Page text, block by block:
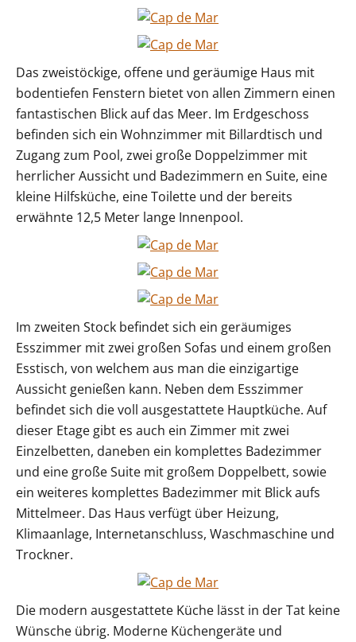
Das zweistöckige, offene und geräumige Haus mit
bodentiefen Fenstern bietet von allen Zimmern einen
fantastischen Blick auf das Meer. Im Erdgeschoss
befinden sich ein Wohnzimmer mit Billardtisch und
Zugang zum Pool, zwei große Doppelzimmer mit
herrlicher Aussicht und Badezimmern en Suite, eine
kleine Hilfsküche, eine Toilette und der bereits
erwähnte 12,5 Meter lange Innenpool.
Im zweiten Stock befindet sich ein geräumiges
Esszimmer mit zwei großen Sofas und einem großen
Esstisch, von welchem aus man die einzigartige
Aussicht genießen kann. Neben dem Esszimmer
befindet sich die voll ausgestattete Hauptküche. Auf
dieser Etage gibt es auch ein Zimmer mit zwei
Einzelbetten, daneben ein komplettes Badezimmer
und eine große Suite mit großem Doppelbett, sowie
ein weiteres komplettes Badezimmer mit Blick aufs
Mittelmeer. Das Haus verfügt über Heizung,
Klimaanlage, Internetanschluss, Waschmaschine und
Trockner.
Die modern ausgestattete Küche lässt in der Tat keine
Wünsche übrig. Moderne Küchengeräte und